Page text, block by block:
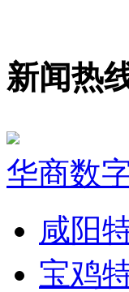
新闻热
华商数
咸阳
宝鸡